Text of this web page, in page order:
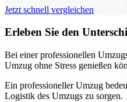
Jetzt schnell vergleichen
Erleben Sie den
Bei einer professionellen
Umzug ohne Stress genießen
Ein professioneller Umzug
Logistik des Umzugs zu sorgen.